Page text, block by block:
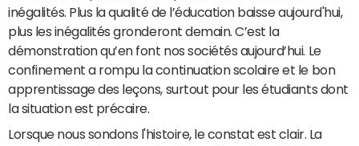
inégalités. Plus la qualité de l’éducation baisse aujourd'hui,
plus les inégalités gronderont demain. C’est la
démonstration qu’en font nos sociétés aujourd’hui. Le
confinement a rompu la continuation scolaire et le bon
apprentissage des leçons, surtout pour les étudiants dont
la situation est précaire.
Lorsque nous sondons l'histoire, le constat est clair. La